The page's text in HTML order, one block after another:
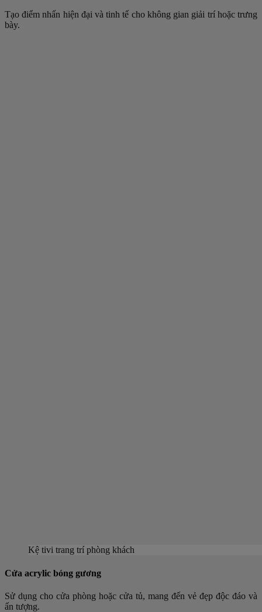
Tạo điểm nhấn hiện đại và tinh tế cho không gian giải trí hoặc trưng
bày.
Kệ tivi trang trí phòng khách
Cửa acrylic bóng gương
Sử dụng cho cửa phòng hoặc cửa tủ, mang đến vẻ đẹp độc đáo và
ấn tượng.